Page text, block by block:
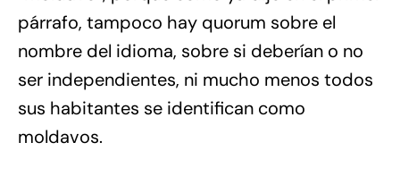
párrafo, tampoco hay quorum sobre el
nombre del idioma, sobre si deberían o no
ser independientes, ni mucho menos todos
sus habitantes se identifican como
moldavos.